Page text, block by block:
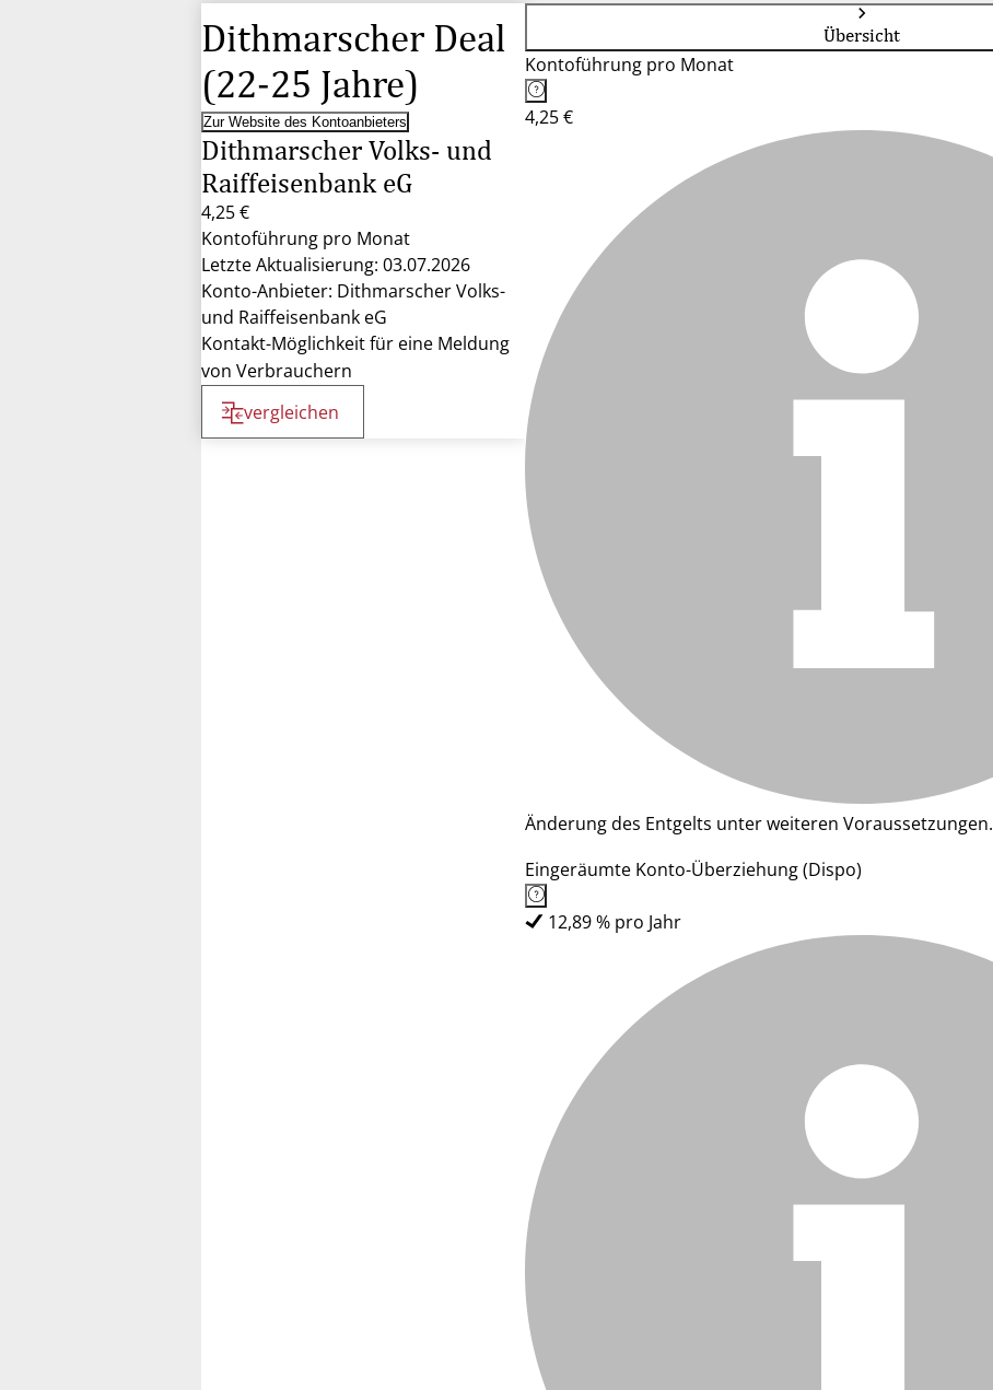
Dithmarscher Deal
(22-25 Jahre)
Zur Website des Kontoanbieters
Dithmarscher Volks- und
Raiffeisenbank eG
4,25 €
Kontoführung pro Monat
Letzte Aktualisierung: 03.07.2026
Konto-Anbieter: Dithmarscher Volks-
und Raiffeisenbank eG
Kontakt-Möglichkeit für eine Meldung
von Verbrauchern
vergleichen
Übersicht
Kontoführung pro Monat
4,25 €
Änderung des Entgelts unter weiteren Voraussetzungen.
Eingeräumte Konto-Überziehung (Dispo)
12,89 % pro Jahr